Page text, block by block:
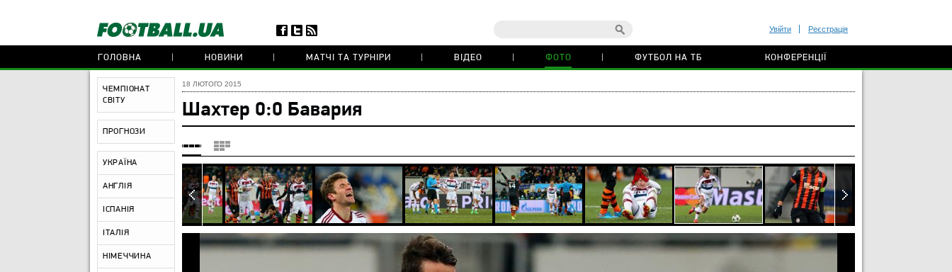
Увійти Реєстрація
ГОЛОВНА НОВИНИ МАТЧІ ТА ТУРНІРИ ВІДЕО ФОТО ФУТБОЛ НА ТБ КОНФЕРЕНЦІЇ
ЧЕМПІОНАТ
СВІТУ
ПРОГНОЗИ
УКРАЇНА
АНГЛІЯ
ІСПАНІЯ
ІТАЛІЯ
НІМЕЧЧИНА
18 ЛЮТОГО 2015
Шахтер 0:0 Бавария